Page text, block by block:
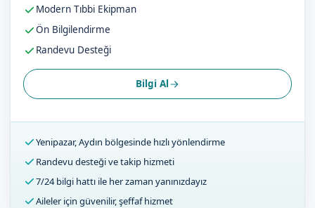
Modern Tıbbi Ekipman
Ön Bilgilendirme
Randevu Desteği
Bilgi Al
Yenipazar, Aydın bölgesinde hızlı yönlendirme
Randevu desteği ve takip hizmeti
7/24 bilgi hattı ile her zaman yanınızdayız
Aileler için güvenilir, şeffaf hizmet